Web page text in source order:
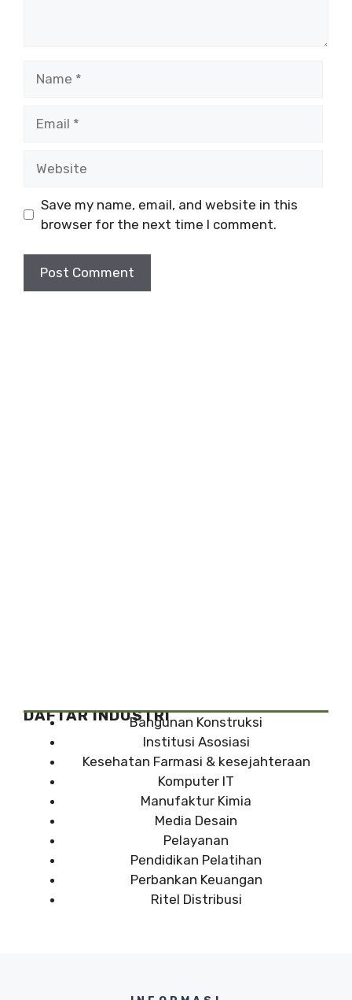
Save my name, email, and website in this
browser for the next time I comment.
DAFTAR INDUSTRIBangunan Konstruksi
Institusi Asosiasi
Kesehatan Farmasi & kesejahteraan
Komputer IT
Manufaktur Kimia
Media Desain
Pelayanan
Pendidikan Pelatihan
Perbankan Keuangan
Ritel Distribusi